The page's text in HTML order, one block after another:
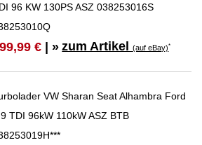
96 KW 130PS ASZ 038253016S
€ | » zum Artikel(auf eBay)*
VW Sharan Seat Alhambra Ford
TDI 96kW 110kW ASZ BTB